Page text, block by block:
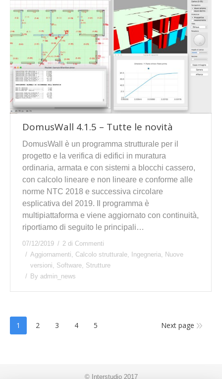
DomusWall 4.1.5 – Tutte le novità
DomusWall è un programma strutturale per il
progetto e la verifica di edifici in muratura
ordinaria, armata e con sistemi a blocchi cassero,
con calcolo lineare e non lineare e conforme alle
norme NTC 2018 e successiva circolare
esplicativa del 2019. Il programma è
multipiattaforma e viene aggiornato con continuità,
riportiamo di seguito le principali…
07/12/2019
2 di Commenti
Aggiornamenti, Calcolo strutturale, Ingegneria, Nuove
versioni, Software, Strutture
By admin_news
1 2 3 4 5 Next page
© Interstudio 2017